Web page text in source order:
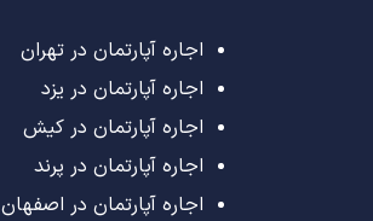
اجاره آپارتمان در تهران
اجاره آپارتمان در یزد
اجاره آپارتمان در کیش
اجاره آپارتمان در پرند
اجاره آپارتمان در اصفهان